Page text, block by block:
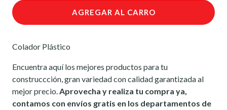
AGREGAR AL CARRO
Colador Plástico
Encuentra aquí los mejores productos para tu
construccción, gran variedad con calidad garantizada al
mejor precio.Aprovecha y realiza tu compra ya,
contamos con envíos gratis en los departamentos de